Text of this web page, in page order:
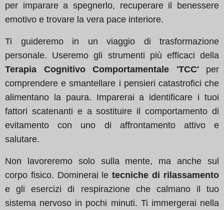
per imparare a spegnerlo, recuperare il benessere
emotivo e trovare la vera pace interiore.
Ti guideremo in un viaggio di trasformazione
personale. Useremo gli strumenti più efficaci della
Terapia Cognitivo Comportamentale 'TCC'per
comprendere e smantellare i pensieri catastrofici che
alimentano la paura. Imparerai a identificare i tuoi
fattori scatenanti e a sostituire il comportamento di
evitamento con uno di affrontamento attivo e
salutare.
Non lavoreremo solo sulla mente, ma anche sul
corpo fisico. Dominerai letecniche di rilassamento
e gli esercizi di respirazione che calmano il tuo
sistema nervoso in pochi minuti. Ti immergerai nella